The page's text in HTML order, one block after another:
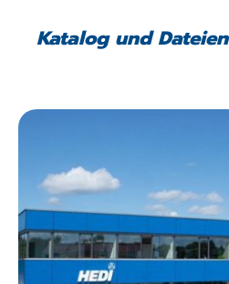
Katalog und Dateien